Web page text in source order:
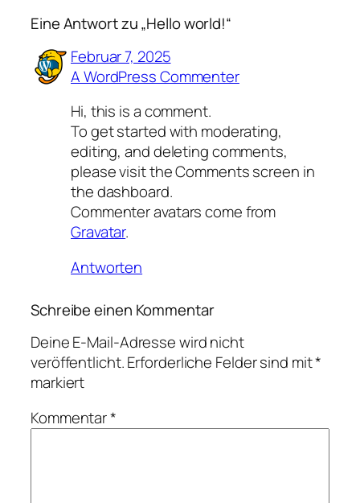
Eine Antwort zu „Hello world!“
Februar 7, 2025
A WordPress Commenter
Hi, this is a comment.
To get started with moderating,
editing, and deleting comments,
please visit the Comments screen in
the dashboard.
Commenter avatars come from
Gravatar.
Antworten
Schreibe einen Kommentar
Deine E-Mail-Adresse wird nicht
veröffentlicht.Erforderliche Felder sind mit*
markiert
Kommentar*